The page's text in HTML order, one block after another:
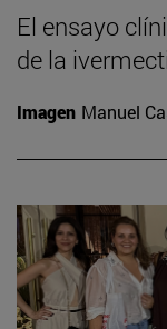
El ensayo
de la
Imagen Manuel